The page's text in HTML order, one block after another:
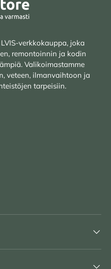
verkkokauppa, joka
remontoinnin ja kodin
Valikoimastamme
veteen, ilmanvaihtoon ja
tarpeisiin.